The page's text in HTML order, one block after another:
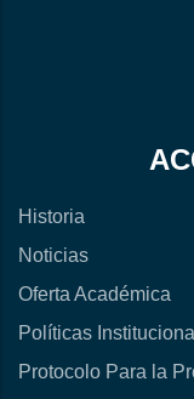
Historia
Noticias
Oferta Académica
Políticas
Protocolo Para la